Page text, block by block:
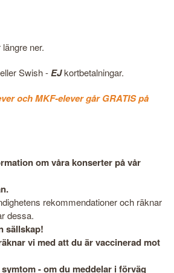
ner.
Swish -EJkortbetalningar.
och MKF-elever går GRATIS på
om våra konserter på vår
rekommendationer och räknar
dessa.
sällskap!
vi med att du är vaccinerad mot
- om du meddelar i förväg